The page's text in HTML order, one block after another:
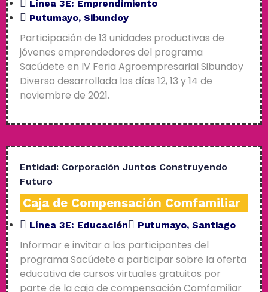
Línea 3E: Emprendimiento
Putumayo, Sibundoy
Participación de 13 unidades productivas de
jóvenes emprendedores del programa
Sacúdete en IV Feria Agroempresarial Sibundoy
Diverso desarrollada los días 12, 13 y 14 de
noviembre de 2021.
Entidad: Corporación Juntos Construyendo
Futuro
Caja de Compensación Comfamiliar
Línea 3E: Educación Putumayo, Santiago
Informar e invitar a los participantes del
programa Sacúdete a participar sobre la oferta
educativa de cursos virtuales gratuitos por
parte de la caja de compensación Comfamiliar